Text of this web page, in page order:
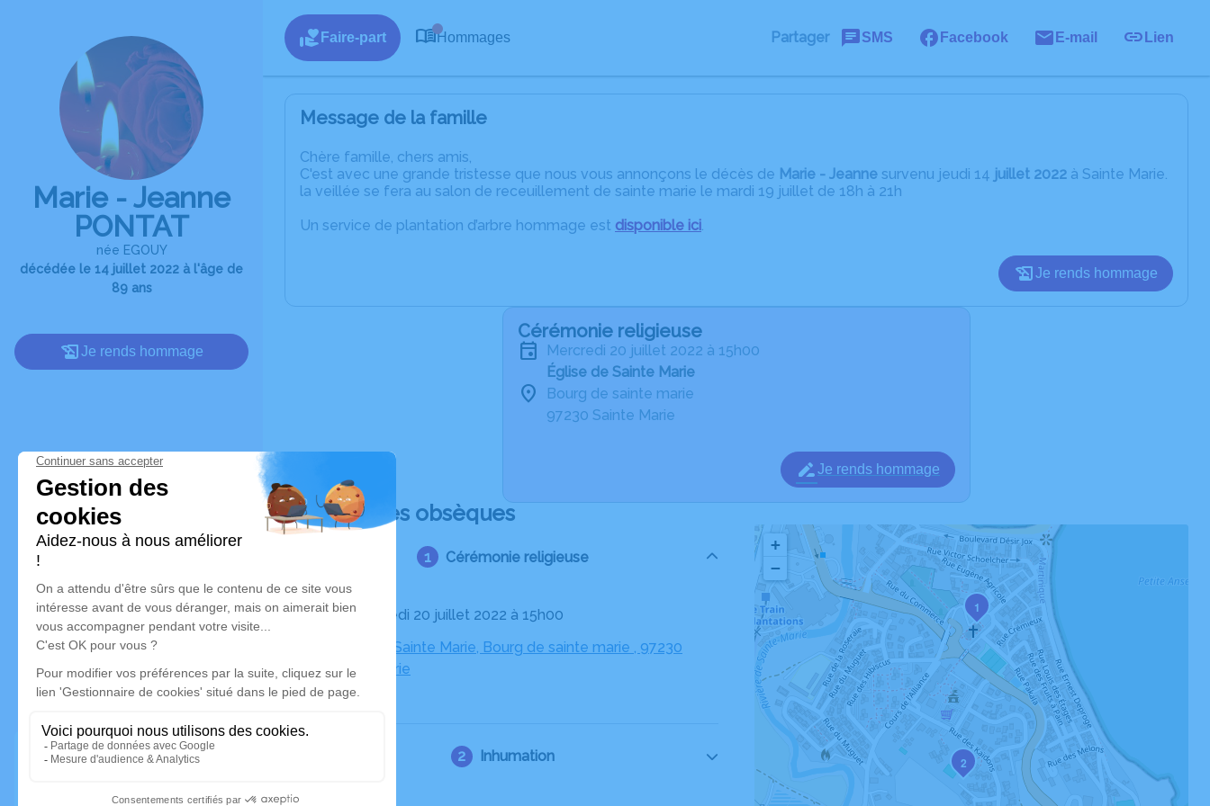
Marie - Jeanne
PONTAT
née EGOUY
décédée le 14 juillet 2022 à l'âge de
89 ans
Je rends hommage
Faire-part Hommages Partager SMS Facebook E-mail Lien
Message de la famille
Chère famille, chers amis,
C'est avec une grande tristesse que nous vous annonçons le décès de Marie - Jeanne survenu jeudi 14 juillet 2022 à Sainte Marie.
la veillée se fera au salon de receuillement de sainte marie le mardi 19 juillet de 18h à 21h
Un service de plantation d’arbre hommage est disponible ici.
Je rends hommage
Cérémonie religieuse
mercredi 20 juillet 2022 à 15h00
Église de Sainte Marie
Bourg de sainte marie
97230 Sainte Marie
Je rends hommage
Déroulé des obsèques
Cérémonie religieuse
Le mercredi 20 juillet 2022 à 15h00
Église de Sainte Marie, Bourg de sainte marie , 97230
Sainte Marie
Inhumation
1
2
+
−